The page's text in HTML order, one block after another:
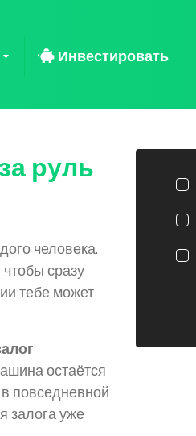
Инвестировать
руль
человека.
сразу
тебе может
остаётся
повседневной
залога уже